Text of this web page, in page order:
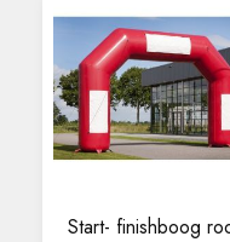
Start- finishboog